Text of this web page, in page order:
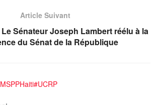
Article Suivant
Sénateur Joseph Lambert réélu à la
du Sénat de la République
#UCRP